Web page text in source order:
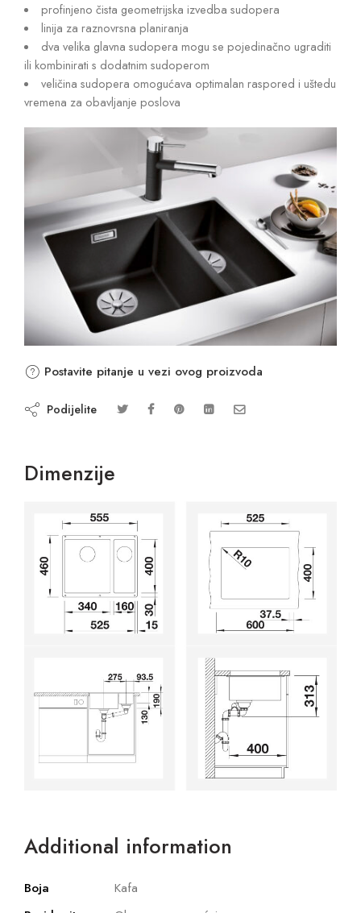
profinjeno čista geometrijska izvedba sudopera
linija za raznovrsna planiranja
dva velika glavna sudopera mogu se pojedinačno ugraditi
ili kombinirati s dodatnim sudoperom
veličina sudopera omogućava optimalan raspored i uštedu
vremena za obavljanje poslova
Postavite pitanje u vezi ovog proizvoda
Podijelite
Dimenzije
Additional information
Boja
Kafa